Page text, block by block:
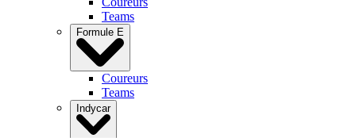
Teams
Formule E
Coureurs
Teams
Indycar